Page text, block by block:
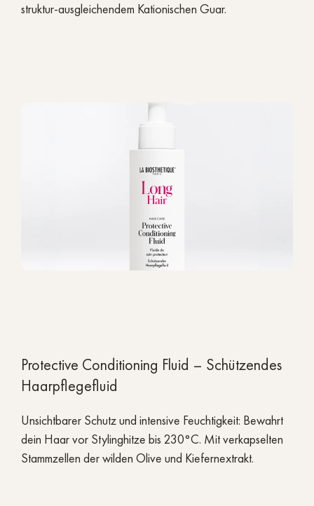
struktur-ausgleichendem Kationischen Guar.
Protective Conditioning Fluid – Schützendes
Haarpflegefluid
Unsichtbarer Schutz und intensive Feuchtigkeit: Bewahrt
dein Haar vor Stylinghitze bis 230°C. Mit verkapselten
Stammzellen der wilden Olive und Kiefernextrakt.